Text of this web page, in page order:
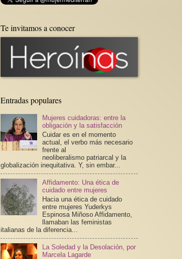
Te invitamos a conocer
Entradas populares
Mujeres cuidadoras: entre la
obligación y la satisfacción
Cuidar es en el momento
actual, el verbo más necesario
frente al
neoliberalismo patriarcal y la
globalización inequitativa. Y, sin embar...
Affidamento: Una ética de
cuidado entre mujeres
Hacia una ética de cuidado
entre mujeres Yuderkys
Espinosa Miñoso Affidamento,
llamaban las feministas
italianas de la diferencia...
La Soledad y la Desolación, por
Marcela Lagarde